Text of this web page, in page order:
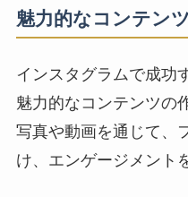
魅力的なコンテン
インスタグラムで成功
魅力的なコンテンツの
写真や動画を通じて、
け、エンゲージメント